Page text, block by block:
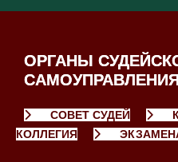
ОРГАНЫ
САМОУПРАВЛЕНИЯ
СОВЕТ СУДЕЙ
КОЛЛЕГИЯ